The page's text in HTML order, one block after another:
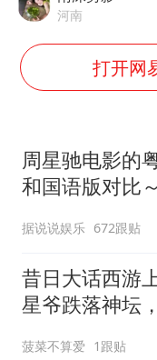
河南
打开网
周星驰电影的
和国语版对比
大！讲粤语的
自己！
据说说娱乐 672跟贴
昔日大话西游
星爷跌落神坛
菠菜不算爱 1跟贴